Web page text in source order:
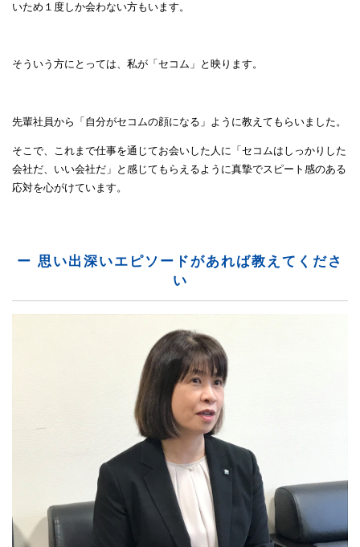
いため１度しか会わない方もいます。
そういう方にとっては、私が「セコム」と映ります。
先輩社員から「自分がセコムの顔になる」ように教えてもらいました。
そこで、これまで仕事を通じてお会いした人に「セコムはしっかりした
会社だ、いい会社だ」と感じてもらえるように真摯でスピート感のある
応対を心がけています。
ー 思い出深いエピソードがあれば教えてくださ
い